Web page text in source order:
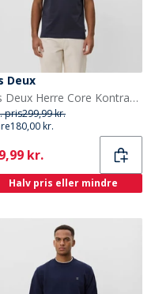
Deux
Les Deux Herre Core Kontrast T-shirt India Ink Blue
pris299,99 kr.
180,00 kr.
kr.
Halv pris eller mindre